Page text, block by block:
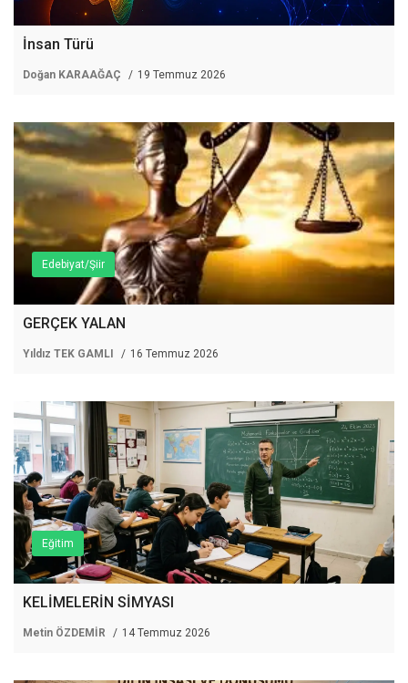
İnsan Türü
Doğan KARAAĞAÇ 19 Temmuz 2026
Edebiyat/Şiir
GERÇEK YALAN
Yıldız TEK GAMLI 16 Temmuz 2026
Eğitim
KELİMELERİN SİMYASI
Metin ÖZDEMİR 14 Temmuz 2026